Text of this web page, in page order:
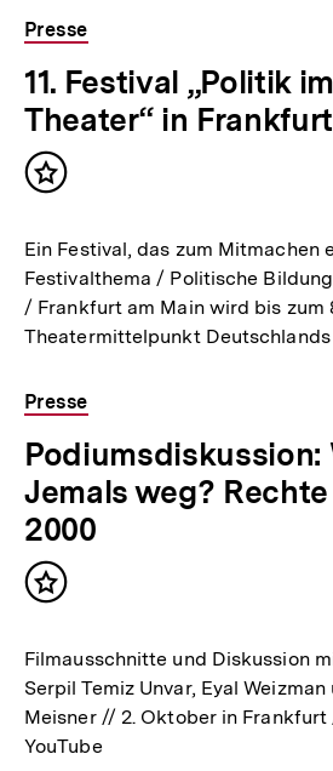
Presse
11. Festival „Politik
Theater“ in
Inhalt
Ein Festival, das zum Mitmachen
Festivalthema / Politische
/ Frankfurt am Main wird bis zum
Theatermittelpunkt Deutschlands
Presse
Podiumsdiskussion:
Jemals weg?
2000
Inhalt
Filmausschnitte und Diskussion
Serpil Temiz Unvar, Eyal
Meisner // 2. Oktober in
YouTube